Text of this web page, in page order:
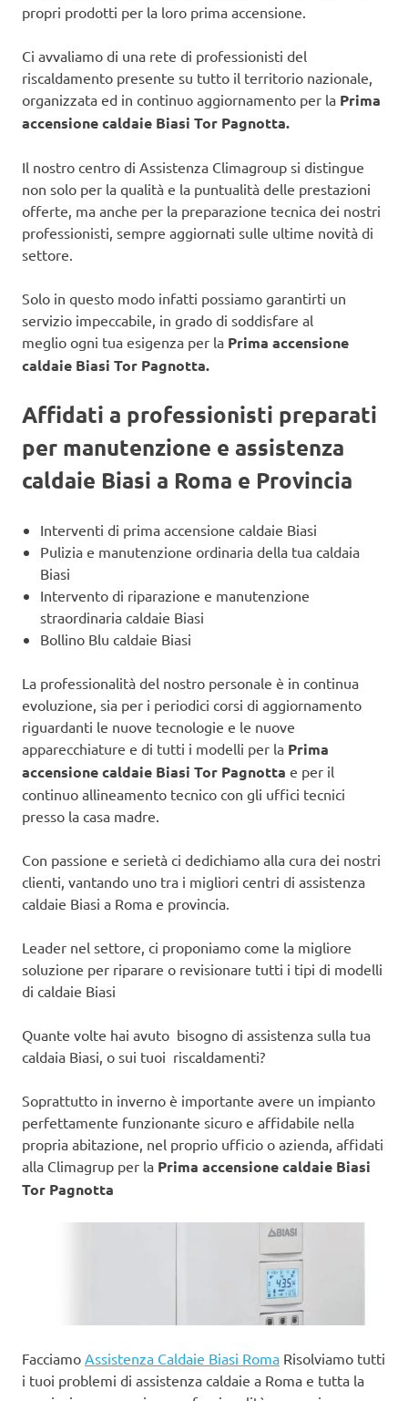
propri prodotti per la loro prima accensione.
Ci avvaliamo di una rete di professionisti del
riscaldamento presente su tutto il territorio nazionale,
organizzata ed in continuo aggiornamento per la Prima
accensione caldaie Biasi Tor Pagnotta.
Il nostro centro di Assistenza Climagroup si distingue
non solo per la qualità e la puntualità delle prestazioni
offerte, ma anche per la preparazione tecnica dei nostri
professionisti, sempre aggiornati sulle ultime novità di
settore.
Solo in questo modo infatti possiamo garantirti un
servizio impeccabile, in grado di soddisfare al
meglio ogni tua esigenza per la Prima accensione
caldaie Biasi Tor Pagnotta.
Affidati a professionisti preparati
per manutenzione e assistenza
caldaie Biasi a Roma e Provincia
Interventi di prima accensione caldaie Biasi
Pulizia e manutenzione ordinaria della tua caldaia
Biasi
Intervento di riparazione e manutenzione
straordinaria caldaie Biasi
Bollino Blu caldaie Biasi
La professionalità del nostro personale è in continua
evoluzione, sia per i periodici corsi di aggiornamento
riguardanti le nuove tecnologie e le nuove
apparecchiature e di tutti i modelli per la Prima
accensione caldaie Biasi Tor Pagnotta e per il
continuo allineamento tecnico con gli uffici tecnici
presso la casa madre.
Con passione e serietà ci dedichiamo alla cura dei nostri
clienti, vantando uno tra i migliori centri di assistenza
caldaie Biasi a Roma e provincia.
Leader nel settore, ci proponiamo come la migliore
soluzione per riparare o revisionare tutti i tipi di modelli
di caldaie Biasi
Quante volte hai avuto bisogno di assistenza sulla tua
caldaia Biasi, o sui tuoi riscaldamenti?
Soprattutto in inverno è importante avere un impianto
perfettamente funzionante sicuro e affidabile nella
propria abitazione, nel proprio ufficio o azienda, affidati
alla Climagrup per la Prima accensione caldaie Biasi
Tor Pagnotta
Facciamo Assistenza Caldaie Biasi Roma Risolviamo tutti
i tuoi problemi di assistenza caldaie a Roma e tutta la